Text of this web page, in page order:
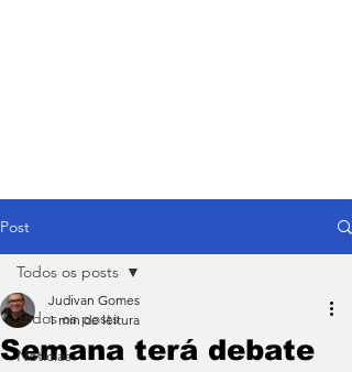
Post
Todos os posts
Notícias
Todos os posts
Semana terá debate
Judivan Gomes
1 min de leitura